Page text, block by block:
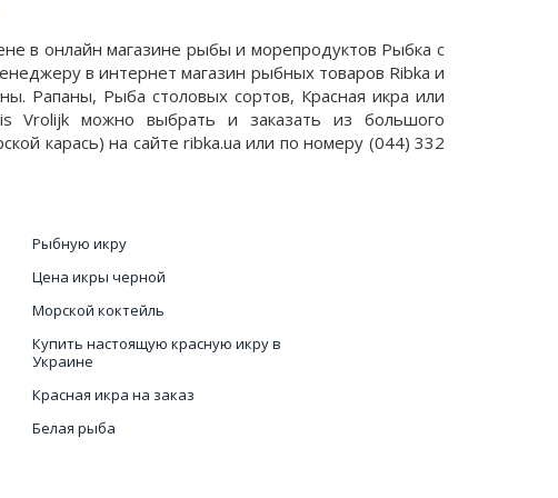
в онлайн магазине рыбы и морепродуктов Рыбка с
в интернет магазин рыбных товаров Ribka и
Рапаны, Рыба столовых сортов, Красная икра или
Vrolijk можно выбрать и заказать из большого
карась) на сайте ribka.ua или по номеру (044) 332
Рыбную икру
Цена икры черной
Морской коктейль
Купить настоящую красную икру в
Украине
Красная икра на заказ
Белая рыба